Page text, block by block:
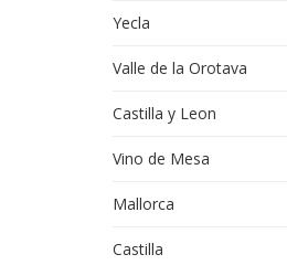
Yecla
Valle de la Orotava
Castilla y Leon
Vino de Mesa
Mallorca
Castilla